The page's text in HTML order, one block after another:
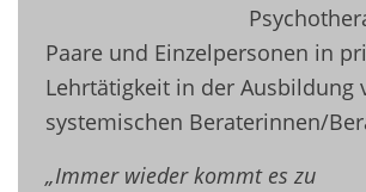
Paare und Einzelpersonen in
Lehrtätigkeit in der Ausbildung
systemischen Beraterinnen/
„Immer wieder kommt es zu